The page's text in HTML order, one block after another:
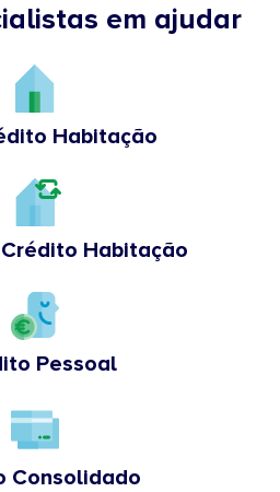
em ajudar
Habitação
Habitação
Pessoal
Consolidado